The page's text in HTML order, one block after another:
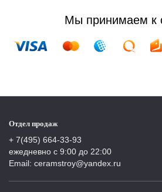
Мы принимаем к
Отдел продаж
+ 7(495) 664-33-93
ежедневно с 9:00 до 22:00
Email: ceramstroy@yandex.ru